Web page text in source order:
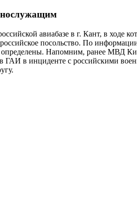
авиабазе в г. Кант, в ходе
посольство. По
Напомним, ранее МВД
ГАИ в инциденте с российскими